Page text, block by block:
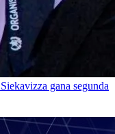
gana segunda